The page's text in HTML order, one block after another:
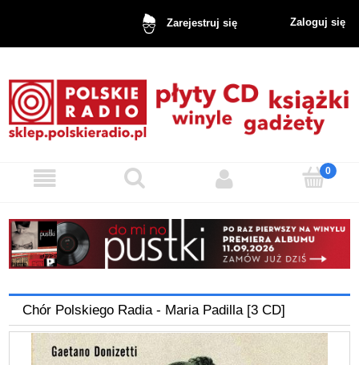
Zarejestruj się Zaloguj się
Chór Polskiego Radia - Maria Padilla [3 CD]